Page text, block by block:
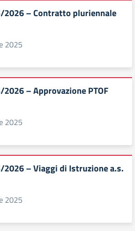
2026 – Contratto pluriennale
2025
– Approvazione PTOF
2025
2026 – Viaggi di Istruzione a.s.
2025